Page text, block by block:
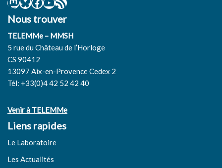
Nous trouver
TELEMMe – MMSH
5 rue du Château de l’Horloge
CS 90412
13097 Aix-en-Provence Cedex 2
Tél: +33(0)4 42 52 42 40
Venir à TELEMMe
Liens rapides
Le Laboratoire
Les Actualités